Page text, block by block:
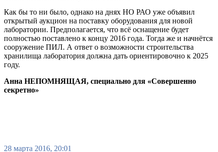
Как бы то ни было, однако на днях НО РАО уже объявил
открытый аукцион на поставку оборудования для новой
лаборатории. Предполагается, что всё оснащение будет
полностью поставлено к концу 2016 года. Тогда же и начнётся
сооружение ПИЛ. А ответ о возможности строительства
хранилища лаборатория должна дать ориентировочно к 2025
году.
Анна НЕПОМНЯЩАЯ, специально для «Совершенно
секретно»
28 марта 2016, 20:01